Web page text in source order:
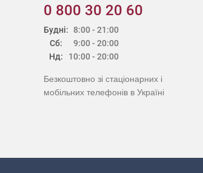
0 800 30 20 60
Будні:
Сб:
Нд:
8:00 - 21:00
9:00 - 20:00
10:00 - 20:00
Безкоштовно зі стаціонарних і
мобільних телефонів в Україні